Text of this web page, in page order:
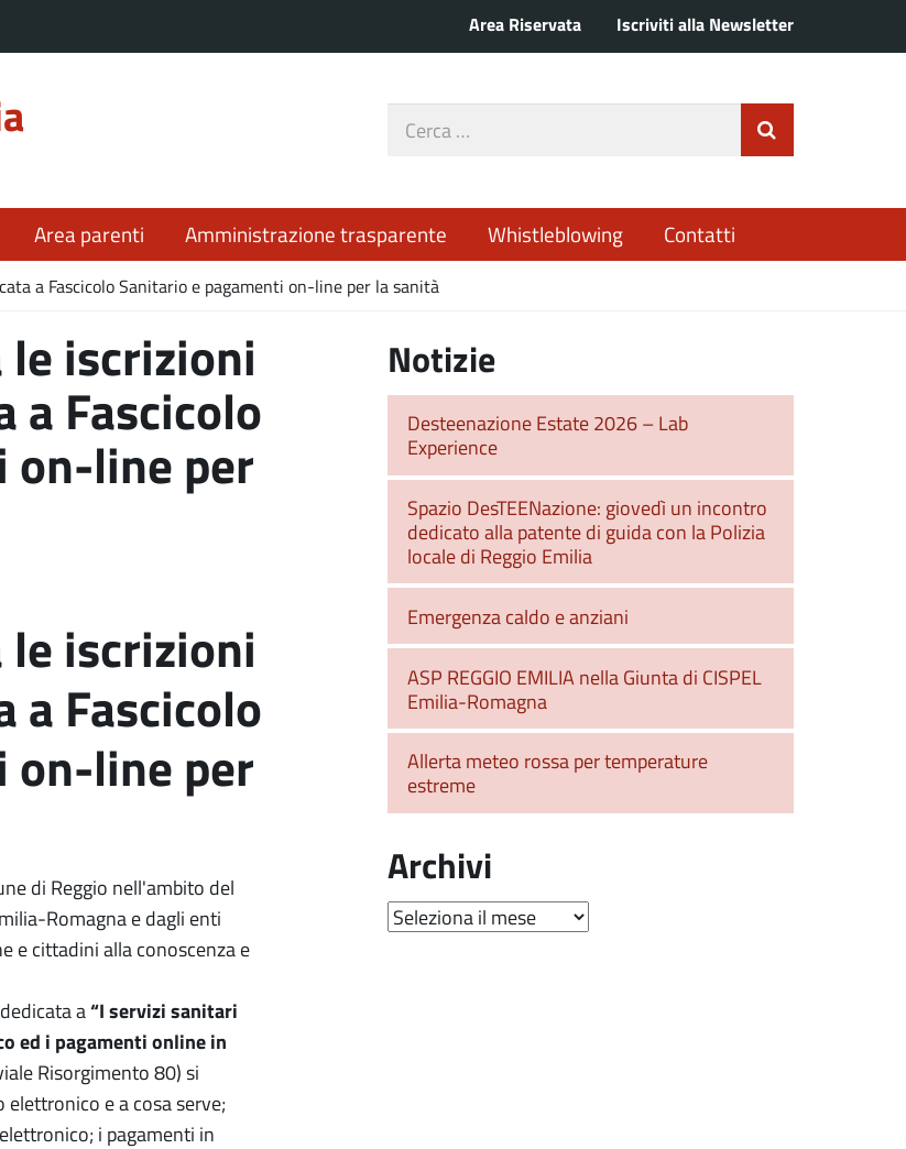
Area Riservata Iscriviti alla Newsletter
Cerca
Area parenti Amministrazione trasparente Whistleblowing Contatti
a Fascicolo Sanitario e pagamenti on-line per la sanità
iscrizioni
a Fascicolo
on-line per
iscrizioni
a Fascicolo
on-line per
di Reggio nell'ambito del
Romagna e dagli enti
e cittadini alla conoscenza e
a“I servizi sanitari
ed i pagamenti online in
Risorgimento 80) si
e a cosa serve;
i pagamenti in
Notizie
Desteenazione Estate 2026 – Lab
Experience
Spazio DesTEENazione: giovedì un incontro
dedicato alla patente di guida con la Polizia
locale di Reggio Emilia
Emergenza caldo e anziani
ASP REGGIO EMILIA nella Giunta di CISPEL
Emilia-Romagna
Allerta meteo rossa per temperature
estreme
Archivi
Archivi